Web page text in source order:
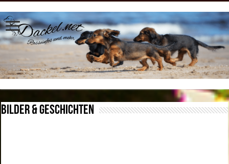
Bilder & Geschichten